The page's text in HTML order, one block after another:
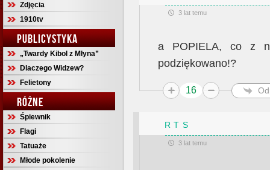
Zdjęcia
1910tv
PUBLICYSTYKA
„Twardy Kibol z Młyna”
Dlaczego Widzew?
Felietony
RÓŻNE
Śpiewnik
Flagi
Tatuaże
Młode pokolenie
3 lat temu
a POPIELA, co z
podziękowano!?
16
R T S
3 lat temu